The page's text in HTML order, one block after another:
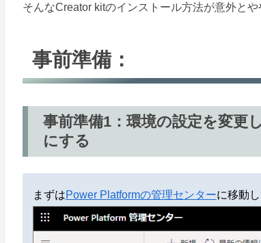
そんなCreator kitのインストール方法が意外と
事前準備：
事前準備1：環境の設定を変
にする
まずはPower Platformの管理センターに移動